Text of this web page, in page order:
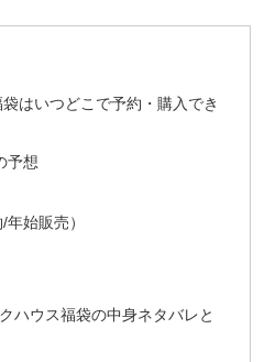
はいつどこで予約・購入でき
予想
始販売）
ハウス福袋の中身ネタバレと